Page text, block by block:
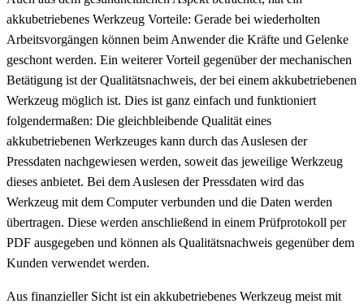
akkubetriebenes Werkzeug Vorteile: Gerade bei wiederholten
Arbeitsvorgängen können beim Anwender die Kräfte und Gelenke
geschont werden. Ein weiterer Vorteil gegenüber der mechanischen
Betätigung ist der Qualitätsnachweis, der bei einem akkubetriebenen
Werkzeug möglich ist. Dies ist ganz einfach und funktioniert
folgendermaßen: Die gleichbleibende Qualität eines
akkubetriebenen Werkzeuges kann durch das Auslesen der
Pressdaten nachgewiesen werden, soweit das jeweilige Werkzeug
dieses anbietet. Bei dem Auslesen der Pressdaten wird das
Werkzeug mit dem Computer verbunden und die Daten werden
übertragen. Diese werden anschließend in einem Prüfprotokoll per
PDF ausgegeben und können als Qualitätsnachweis gegenüber dem
Kunden verwendet werden.
Aus finanzieller Sicht ist ein akkubetriebenes Werkzeug meist mit